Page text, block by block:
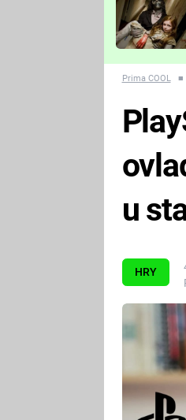
FUTURAMA
Prima COOL ■
HRY
u